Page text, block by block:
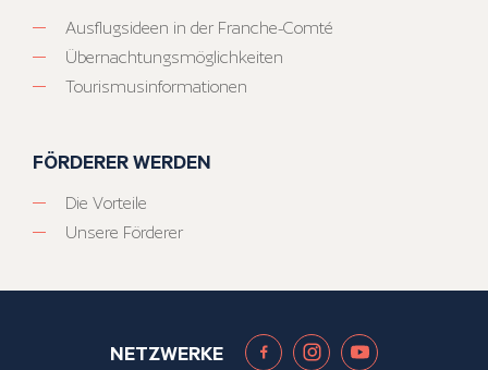
Ausflugsideen in der Franche-Comté
Übernachtungsmöglichkeiten
Tourismusinformationen
FÖRDERER WERDEN
Die Vorteile
Unsere Förderer
NETZWERKE